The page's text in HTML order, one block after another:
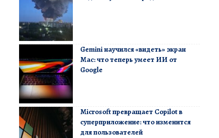
Gemini научился «видеть» экран
Mac: что теперь умеет ИИ от
Google
Microsoft превращает Copilot в
суперприложение: что изменится
для пользователей